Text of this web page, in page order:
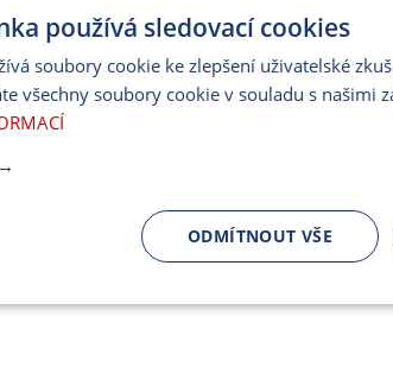
ZÁRUKA
používá sledovací cookies
soubory cookie ke zlepšení uživatelské
všechny soubory cookie v souladu s našimi
ODMÍTNOUT VŠE
Výkonnostní